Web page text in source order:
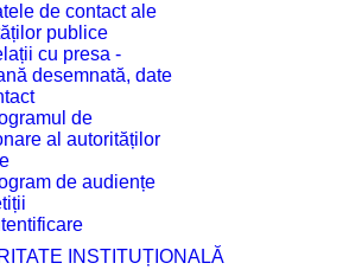
de contact ale
publice
cu presa -
desemnată, date
de
al autorităților
de audiențe
INSTITUȚIONALĂ